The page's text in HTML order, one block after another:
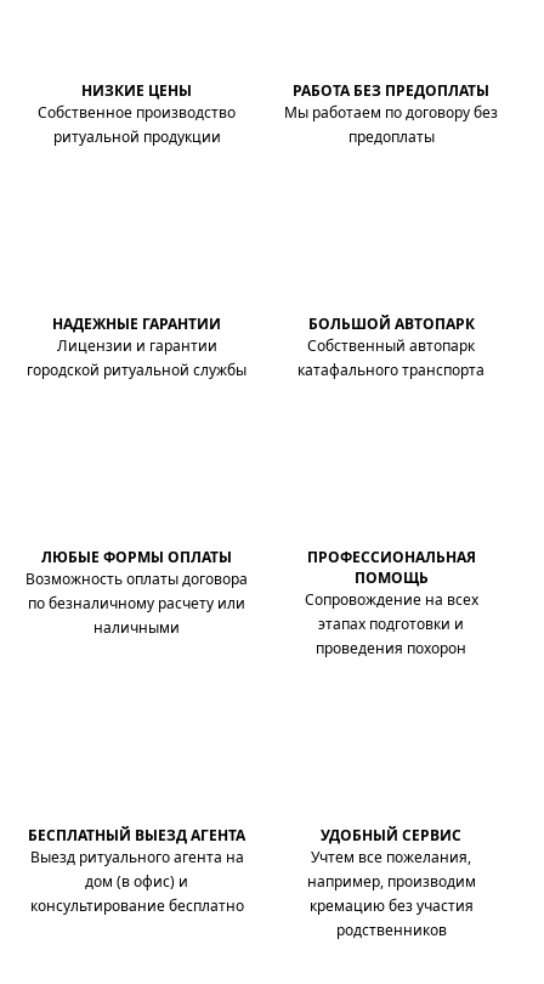
НИЗКИЕ ЦЕНЫ
Собственное производство
ритуальной продукции
РАБОТА БЕЗ ПРЕДОПЛАТЫ
Мы работаем по договору без
предоплаты
НАДЕЖНЫЕ ГАРАНТИИ
Лицензии и гарантии
городской ритуальной службы
БОЛЬШОЙ АВТОПАРК
Собственный автопарк
катафального транспорта
ЛЮБЫЕ ФОРМЫ ОПЛАТЫ
Возможность оплаты договора
по безналичному расчету или
наличными
ПРОФЕССИОНАЛЬНАЯ
ПОМОЩЬ
Сопровождение на всех
этапах подготовки и
проведения похорон
БЕСПЛАТНЫЙ ВЫЕЗД АГЕНТА
Выезд ритуального агента на
дом (в офис) и
консультирование бесплатно
УДОБНЫЙ СЕРВИС
Учтем все пожелания,
например, производим
кремацию без участия
родственников